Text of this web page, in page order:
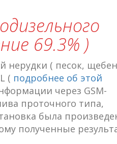
69.3% )
нерудки ( песок,
( подробнее об этой
через GSM-
проточного типа,
была
полученные